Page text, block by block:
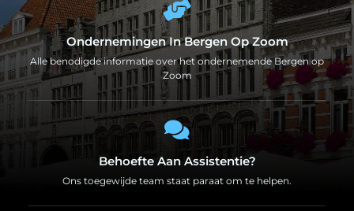
Ondernemingen In Bergen Op Zoom
Alle benodigde informatie over het ondernemende Bergen op
Zoom
Behoefte Aan Assistentie?
Ons toegewijde team staat paraat om te helpen.